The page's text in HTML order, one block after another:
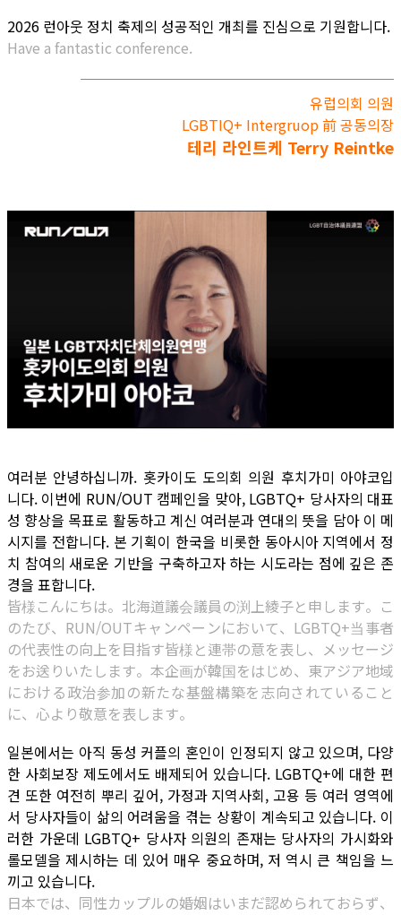
2026 런아웃 정치 축제의 성공적인 개최를 진심으로 기원합니다.
Have a fantastic conference.
유럽의회 의원
LGBTIQ+ Intergruop 前 공동의장
테리 라인트케 Terry Reintke
여러분 안녕하십니까. 홋카이도 도의회 의원 후치가미 아야코입
니다. 이번에 RUN/OUT 캠페인을 맞아, LGBTQ+ 당사자의 대표
성 향상을 목표로 활동하고 계신 여러분과 연대의 뜻을 담아 이 메
시지를 전합니다. 본 기획이 한국을 비롯한 동아시아 지역에서 정
치 참여의 새로운 기반을 구축하고자 하는 시도라는 점에 깊은 존
경을 표합니다.
皆様こんにちは。北海道議会議員の渕上綾子と申します。こ
のたび、RUN/OUTキャンペーンにおいて、LGBTQ+当事者
の代表性の向上を目指す皆様と連帯の意を表し、メッセージ
をお送りいたします。本企画が韓国をはじめ、東アジア地域
における政治参加の新たな基盤構築を志向されていること
に、心より敬意を表します。
일본에서는 아직 동성 커플의 혼인이 인정되지 않고 있으며, 다양
한 사회보장 제도에서도 배제되어 있습니다. LGBTQ+에 대한 편
견 또한 여전히 뿌리 깊어, 가정과 지역사회, 고용 등 여러 영역에
서 당사자들이 삶의 어려움을 겪는 상황이 계속되고 있습니다. 이
러한 가운데 LGBTQ+ 당사자 의원의 존재는 당사자의 가시화와
롤모델을 제시하는 데 있어 매우 중요하며, 저 역시 큰 책임을 느
끼고 있습니다.
日本では、同性カップルの婚姻はいまだ認められておらず、